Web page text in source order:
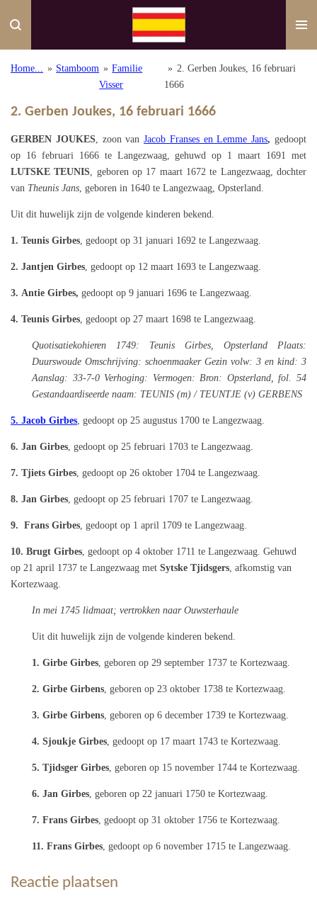
direct
de
Home... » Stamboom » Familie
Visser
» 2. Gerben Joukes, 16 februari
1666
2. Gerben Joukes, 16 februari 1666
GERBEN JOUKES, zoon vanJacob Franses en Lemme Jans,gedoopt
op 16 februari 1666 te Langezwaag, gehuwd op 1 maart 1691 met
LUTSKE TEUNIS, geboren op 17 maart 1672 te Langezwaag, dochter
van Theunis Jans, geboren in 1640 te Langezwaag, Opsterland.
Uit dit huwelijk zijn de volgende kinderen bekend.
1. Teunis Girbes, gedoopt op 31 januari 1692 te Langezwaag.
2. Jantjen Girbes, gedoopt op 12 maart 1693 te Langezwaag.
3. Antie Girbes, gedoopt op 9 januari 1696 te Langezwaag.
4. Teunis Girbes, gedoopt op 27 maart 1698 te Langezwaag.
Quotisatiekohieren 1749: Teunis Girbes, Opsterland Plaats:
Duurswoude Omschrijving: schoenmaaker Gezin volw: 3 en kind: 3
Aanslag: 33-7-0 Verhoging: Vermogen: Bron: Opsterland, fol. 54
Gestandaardiseerde naam: TEUNIS (m) / TEUNTJE (v) GERBENS
5. Jacob Girbes, gedoopt op 25 augustus 1700 te Langezwaag.
6. Jan Girbes, gedoopt op 25 februari 1703 te Langezwaag.
7. Tjiets Girbes, gedoopt op 26 oktober 1704 te Langezwaag.
8. Jan Girbes, gedoopt op 25 februari 1707 te Langezwaag.
9. Frans Girbes, gedoopt op 1 april 1709 te Langezwaag.
10. Brugt Girbes, gedoopt op 4 oktober 1711 te Langezwaag. Gehuwd
op 21 april 1737 te Langezwaag met Sytske Tjidsgers, afkomstig van
Kortezwaag.
In mei 1745 lidmaat; vertrokken naar Ouwsterhaule
Uit dit huwelijk zijn de volgende kinderen bekend.
1. Girbe Girbes, geboren op 29 september 1737 te Kortezwaag.
2. Girbe Girbens, geboren op 23 oktober 1738 te Kortezwaag.
3. Girbe Girbens, geboren op 6 december 1739 te Kortezwaag.
4. Sjoukje Girbes, gedoopt op 17 maart 1743 te Kortezwaag.
5. Tjidsger Girbes, geboren op 15 november 1744 te Kortezwaag.
6. Jan Girbes, geboren op 22 januari 1750 te Kortezwaag.
7. Frans Girbes, gedoopt op 31 oktober 1756 te Kortezwaag.
11. Frans Girbes, gedoopt op 6 november 1715 te Langezwaag.
Reactie plaatsen